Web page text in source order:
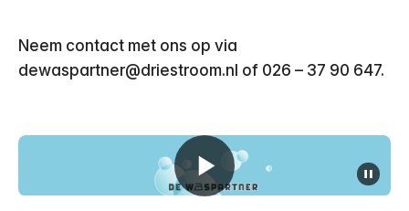
Neem contact met ons op via
dewaspartner@driestroom.nl of 026 – 37 90 647.